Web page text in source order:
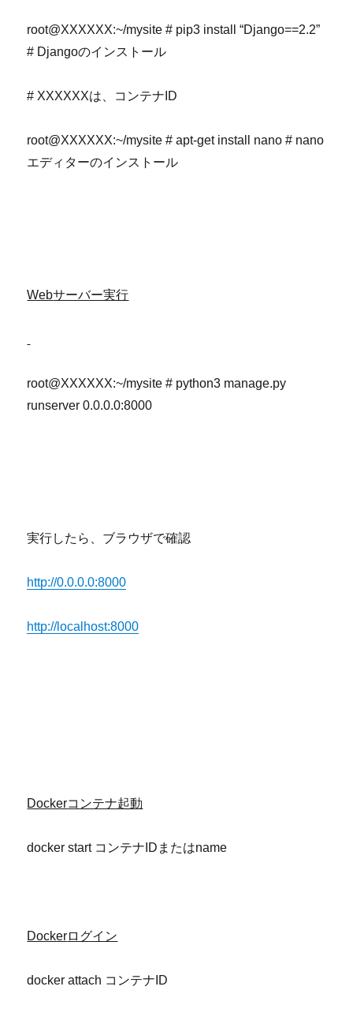
root@XXXXXX:~/mysite # pip3 install “Django==2.2”
# Djangoのインストール
# XXXXXXは、コンテナID
root@XXXXXX:~/mysite # apt-get install nano # nano
エディターのインストール
Webサーバー実行
root@XXXXXX:~/mysite # python3 manage.py
runserver 0.0.0.0:8000
実行したら、ブラウザで確認
http://0.0.0.0:8000
http://localhost:8000
Dockerコンテナ起動
docker start コンテナIDまたはname
Dockerログイン
docker attach コンテナID